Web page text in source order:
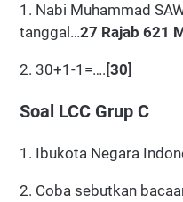
1. Nabi Muhammad
tanggal…27 Rajab 621
2. 30+1-1=…. [30]
Soal LCC Grup C
1. Ibukota Negara
2. Coba sebutkan